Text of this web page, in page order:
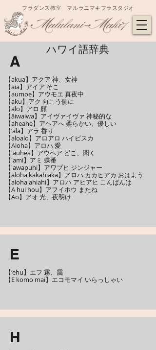
フラダンス教室 マルラニマキフラスタジオ
​ハワイ語辞典
A
【akua】アクア 神、女神
【aia】アイア そこ
【aumoe】アウモエ 真夜中
【aku】アク 向こう側に
【alo】アロ 顔
【āiwaiwa】アイヴァイヴァ 神秘的な
【aheahe】アヘアへ 柔らかい、優しい
【‘ala】アラ 香り
【aloalo】アロアロ ハイビスカ
【Aloha】アロハ 愛
【ʻauhea】アウヘア どこ、聞く
【'ami】アミ 蝶番
【ʻawapuhi】アワプヒ ジンジャー
【aloha kakahiaka】アロハ カカヒアカ おはよう
【aloha ahiahi】アロハ アヒアヒ こんばんは
【A hui hou】アフイホウ またね
【Ao】アオ 光、夜明け
E
【‘ehu】エフ 霧、靄
【E komo mai】エコモマイ いらっしゃい
H
​ハワイ語辞典